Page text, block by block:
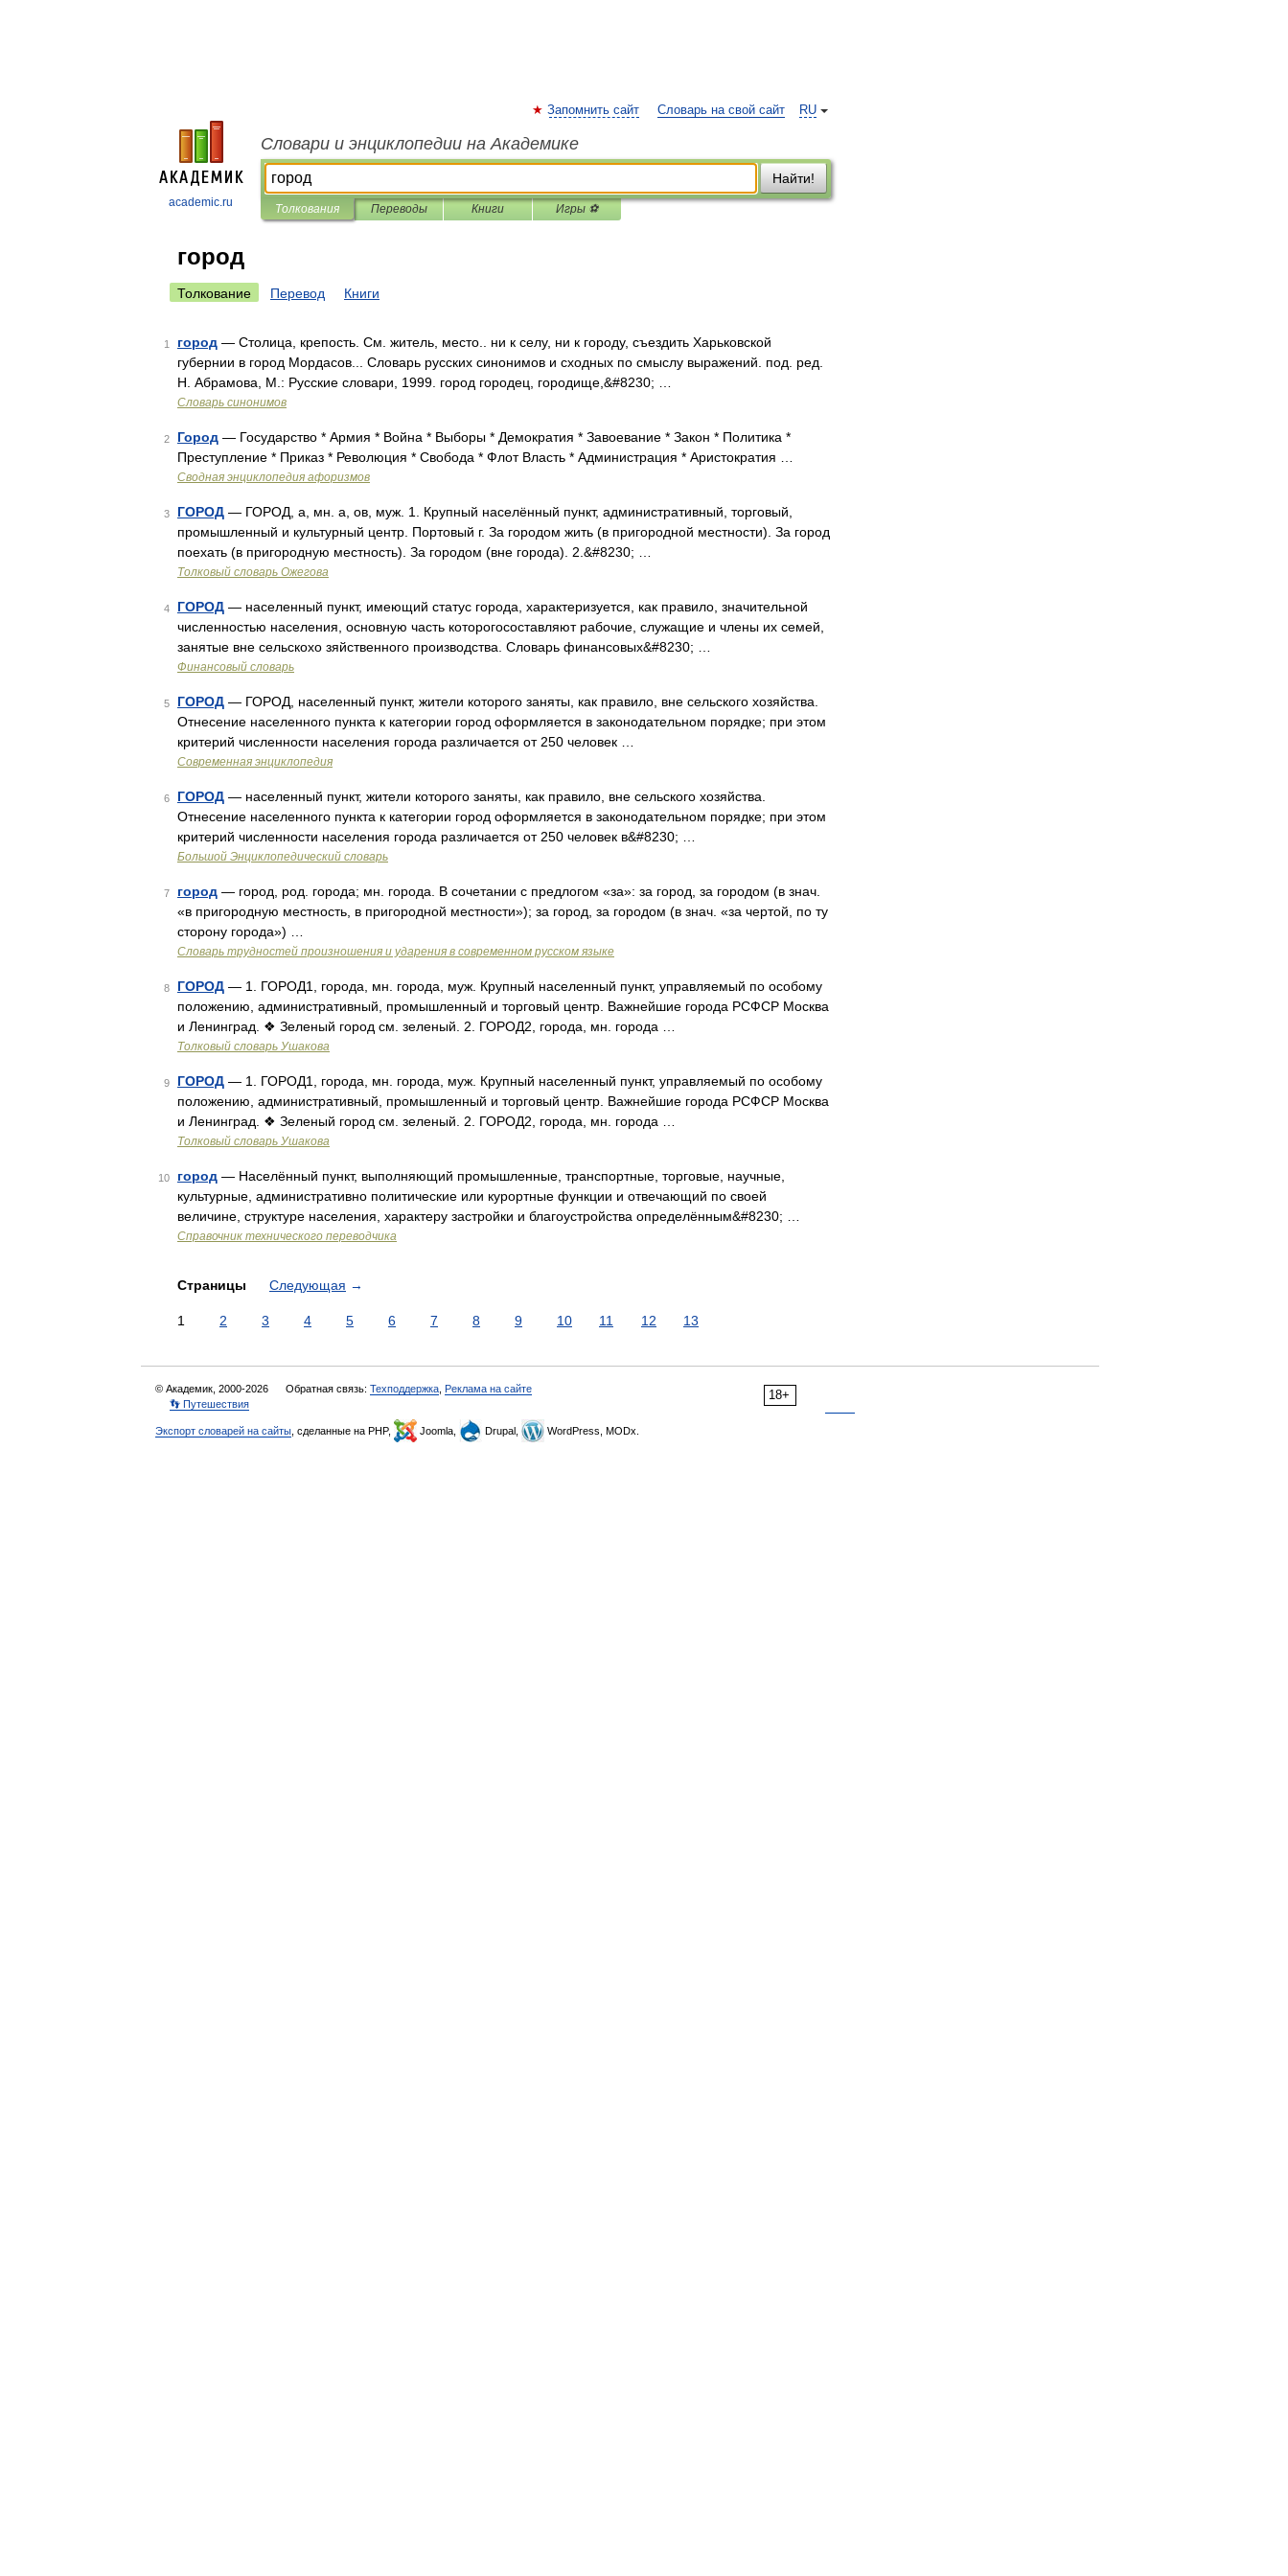
academic.ru
RU
Запомнить сайт Словарь на свой сайт
Словари и энциклопедии на Академике
Найти!
Толкования Переводы Книги Игры ⚽
город
Толкование Перевод Книги
1 город — Столица, крепость. См. житель, место.. ни к селу, ни к городу, съездить Харьковской
губернии в город Мордасов... Словарь русских синонимов и сходных по смыслу выражений. под. ред.
Н. Абрамова, М.: Русские словари, 1999. город городец, городище,&#8230; …
Словарь синонимов
2 Город — Государство * Армия * Война * Выборы * Демократия * Завоевание * Закон * Политика *
Преступление * Приказ * Революция * Свобода * Флот Власть * Администрация * Аристократия …
Сводная энциклопедия афоризмов
3 ГОРОД — ГОРОД, а, мн. а, ов, муж. 1. Крупный населённый пункт, административный, торговый,
промышленный и культурный центр. Портовый г. За городом жить (в пригородной местности). За город
поехать (в пригородную местность). За городом (вне города). 2.&#8230; …
Толковый словарь Ожегова
4 ГОРОД — населенный пункт, имеющий статус города, характеризуется, как правило, значительной
численностью населения, основную часть которогосоставляют рабочие, служащие и члены их семей,
занятые вне сельскохо зяйственного производства. Словарь финансовых&#8230; …
Финансовый словарь
5 ГОРОД — ГОРОД, населенный пункт, жители которого заняты, как правило, вне сельского хозяйства.
Отнесение населенного пункта к категории город оформляется в законодательном порядке; при этом
критерий численности населения города различается от 250 человек …
Современная энциклопедия
6 ГОРОД — населенный пункт, жители которого заняты, как правило, вне сельского хозяйства.
Отнесение населенного пункта к категории город оформляется в законодательном порядке; при этом
критерий численности населения города различается от 250 человек в&#8230; …
Большой Энциклопедический словарь
7 город — город, род. города; мн. города. В сочетании с предлогом «за»: за город, за городом (в знач.
«в пригородную местность, в пригородной местности»); за город, за городом (в знач. «за чертой, по ту
сторону города») …
Словарь трудностей произношения и ударения в современном русском языке
8 ГОРОД — 1. ГОРОД1, города, мн. города, муж. Крупный населенный пункт, управляемый по особому
положению, административный, промышленный и торговый центр. Важнейшие города РСФСР Москва
и Ленинград. ❖ Зеленый город см. зеленый. 2. ГОРОД2, города, мн. города …
Толковый словарь Ушакова
9 ГОРОД — 1. ГОРОД1, города, мн. города, муж. Крупный населенный пункт, управляемый по особому
положению, административный, промышленный и торговый центр. Важнейшие города РСФСР Москва
и Ленинград. ❖ Зеленый город см. зеленый. 2. ГОРОД2, города, мн. города …
Толковый словарь Ушакова
10 город — Населённый пункт, выполняющий промышленные, транспортные, торговые, научные,
культурные, административно политические или курортные функции и отвечающий по своей
величине, структуре населения, характеру застройки и благоустройства определённым&#8230; …
Справочник технического переводчика
Страницы Следующая →
1 2 3 4 5 6 7 8 9 10 11 12 13
18+
© Академик, 2000-2026 Обратная связь: Техподдержка Реклама на сайте
👣 Путешествия
Экспорт словарей на сайты , сделанные на PHP, Joomla, Drupal, WordPress, MODx.